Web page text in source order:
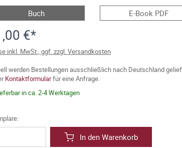
Buch E-Book PDF
€*
inkl. MwSt., ggf. zzgl. Versandkosten
werden Bestellungen ausschließlich nach Deutschland
Kontaktformularfür eine Anfrage.
in ca. 2-4 Werktagen
In den Warenkorb